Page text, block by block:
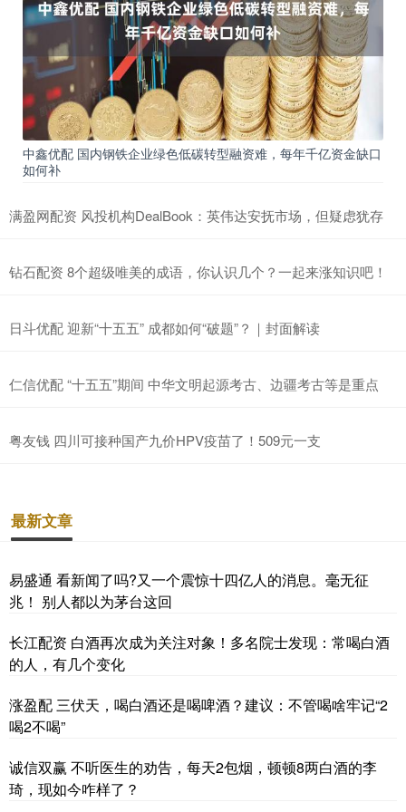
中鑫优配 国内钢铁企业绿色低碳转型融资难，每年千亿资金缺口
如何补
满盈网配资 风投机构DealBook：英伟达安抚市场，但疑虑犹存
钻石配资 8个超级唯美的成语，你认识几个？一起来涨知识吧！
日斗优配 迎新“十五五” 成都如何“破题”？｜封面解读
仁信优配 “十五五”期间 中华文明起源考古、边疆考古等是重点
粤友钱 四川可接种国产九价HPV疫苗了！509元一支
最新文章
易盛通 看新闻了吗?又一个震惊十四亿人的消息。毫无征
兆！ 别人都以为茅台这回
长江配资 白酒再次成为关注对象！多名院士发现：常喝白酒
的人，有几个变化
涨盈配 三伏天，喝白酒还是喝啤酒？建议：不管喝啥牢记“2
喝2不喝”
诚信双赢 不听医生的劝告，每天2包烟，顿顿8两白酒的李
琦，现如今咋样了？